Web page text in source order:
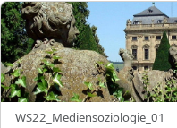
WS22:Theorien, Methoden
Kurzer Kursname
WS22_Mediensoziologie_01